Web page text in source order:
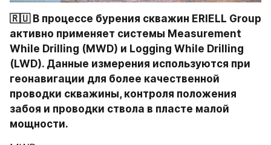
🇷🇺 В процессе бурения скважин ERIELL Group
активно применяет системы Measurement
While Drilling (MWD) и Logging While Drilling
(LWD). Данные измерения используются при
геонавигации для более качественной
проводки скважины, контроля положения
забоя и проводки ствола в пласте малой
мощности.